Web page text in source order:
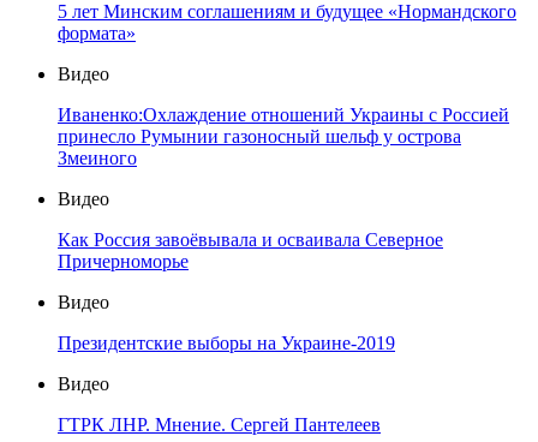
5 лет Минским соглашениям и будущее «Нормандского
формата»
Видео
Иваненко:Охлаждение отношений Украины с Россией
принесло Румынии газоносный шельф у острова
Змеиного
Видео
Как Россия завоёвывала и осваивала Северное
Причерноморье
Видео
Президентские выборы на Украине-2019
Видео
ГТРК ЛНР. Мнение. Сергей Пантелеев